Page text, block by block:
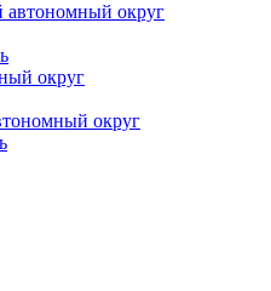
округ
округ
округ